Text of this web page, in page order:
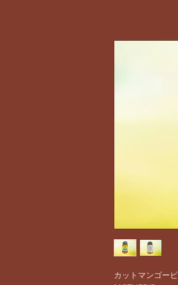
カットマンゴー